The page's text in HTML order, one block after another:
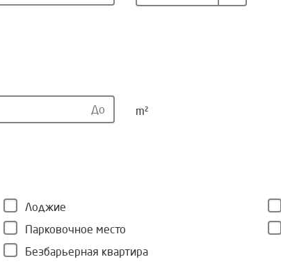
m²
Лоджие
Парковочное место
Безбарьерная квартира